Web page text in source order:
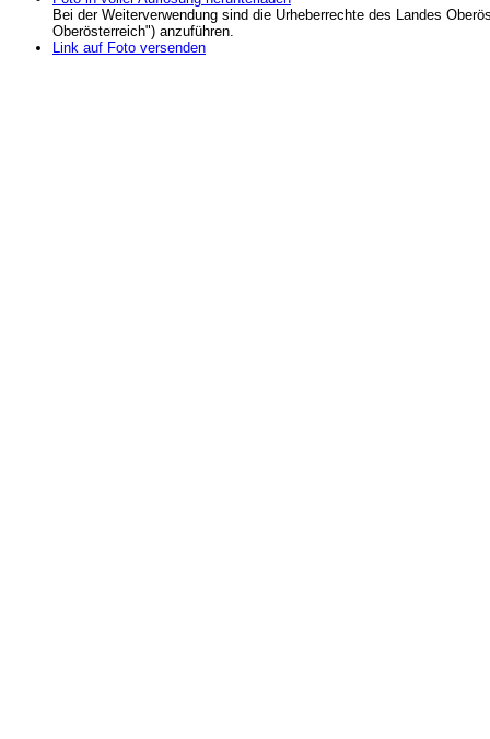
Bei der Weiterverwendung sind die Urheberrechte des Landes
Oberösterreich") anzuführen.
Link auf Foto versenden